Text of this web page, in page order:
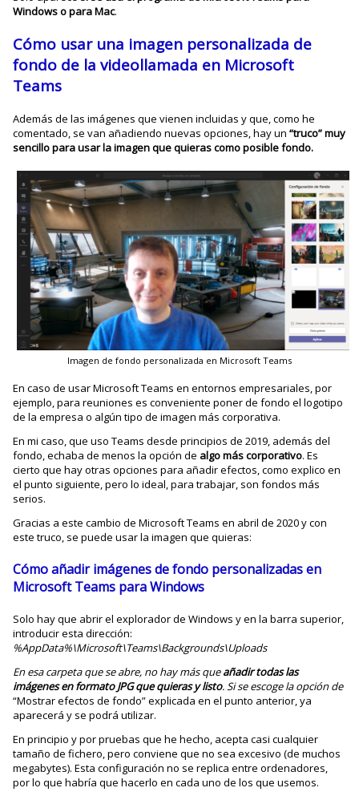
Windows o para Mac.
Cómo usar una imagen personalizada de
fondo de la videollamada en Microsoft
Teams
Además de las imágenes que vienen incluidas y que, como he
comentado, se van añadiendo nuevas opciones, hay un“truco” muy
sencillo para usar la imagen que quieras como posible fondo.
Imagen de fondo personalizada en Microsoft Teams
En caso de usar Microsoft Teams en entornos empresariales, por
ejemplo, para reuniones es conveniente poner de fondo el logotipo
de la empresa o algún tipo de imagen más corporativa.
En mi caso, que uso Teams desde principios de 2019, además del
fondo, echaba de menos la opción de algo más corporativo. Es
cierto que hay otras opciones para añadir efectos, como explico en
el punto siguiente, pero lo ideal, para trabajar, son fondos más
serios.
Gracias a este cambio de Microsoft Teams en abril de 2020 y con
este truco, se puede usar la imagen que quieras:
Cómo añadir imágenes de fondo personalizadas en
Microsoft Teams para Windows
Solo hay que abrir el explorador de Windows y en la barra superior,
introducir esta dirección:
%AppData%\Microsoft\Teams\Backgrounds\Uploads
En esa carpeta que se abre, no hay más queañadir todas las
imágenes en formato JPG que quieras y listo. Si se escoge la opción de
“Mostrar efectos de fondo” explicada en el punto anterior, ya
aparecerá y se podrá utilizar.
En principio y por pruebas que he hecho, acepta casi cualquier
tamaño de fichero, pero conviene que no sea excesivo (de muchos
megabytes). Esta configuración no se replica entre ordenadores,
por lo que habría que hacerlo en cada uno de los que usemos.